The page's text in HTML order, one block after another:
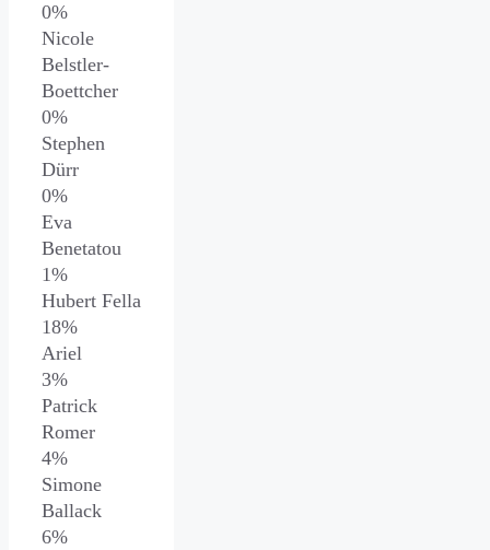
0%
Nicole
Belstler-
Boettcher
0%
Stephen
Dürr
0%
Eva
Benetatou
1%
Hubert Fella
18%
Ariel
3%
Patrick
Romer
4%
Simone
Ballack
6%